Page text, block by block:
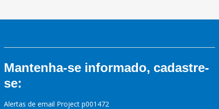
Mantenha-se informado, cadastre-
se:
Alertas de email Project p001472